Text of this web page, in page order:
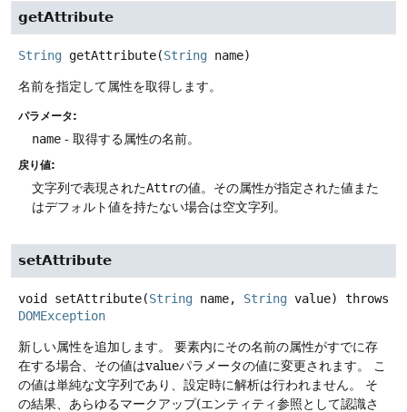
getAttribute
String getAttribute(String name)
名前を指定して属性を取得します。
パラメータ:
name - 取得する属性の名前。
戻り値:
文字列で表現されたAttrの値。その属性が指定された値また
はデフォルト値を持たない場合は空文字列。
setAttribute
void setAttribute(String name, String value)
throws
DOMException
新しい属性を追加します。
要素内にその名前の属性がすでに存
在する場合、その値はvalueパラメータの値に変更されます。
こ
の値は単純な文字列であり、設定時に解析は行われません。
そ
の結果、あらゆるマークアップ(エンティティ参照として認識さ